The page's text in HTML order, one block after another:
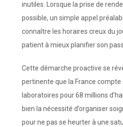
inutiles. Lorsque la prise de
possible, un simple appel
connaître les horaires creux du
patient à mieux planifier son
Cette démarche proactive se
pertinente que la France compte
laboratoires pour 68 millions
bien la nécessité d’organiser
pour ne pas se heurter à une